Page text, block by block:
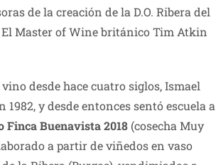
de la creación de la D.O. Ribera del
Master of Wine británico Tim Atkin
desde hace cuatro siglos, Ismael
y desde entonces sentó escuela a
Finca Buenavista 2018 (cosecha Muy
a partir de viñedos en vaso